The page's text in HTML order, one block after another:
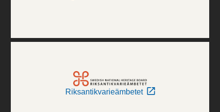
Riksantikvarieämbetet